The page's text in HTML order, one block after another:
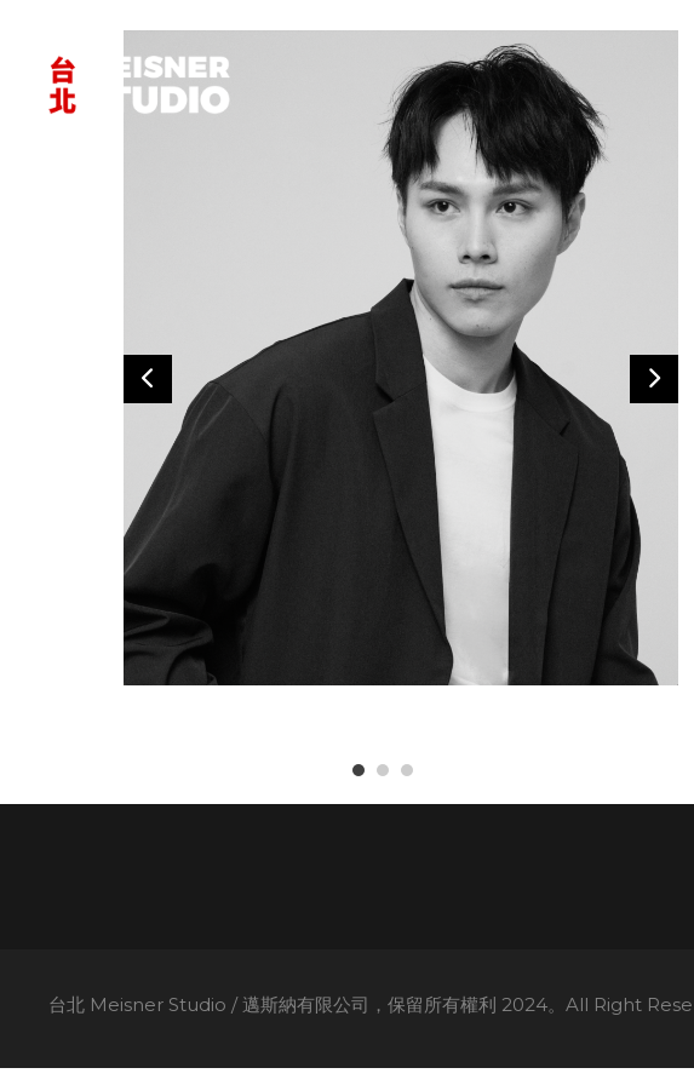
台北 Meisner Studio / 邁斯納有限公司，保留所有權利 2024。All Right